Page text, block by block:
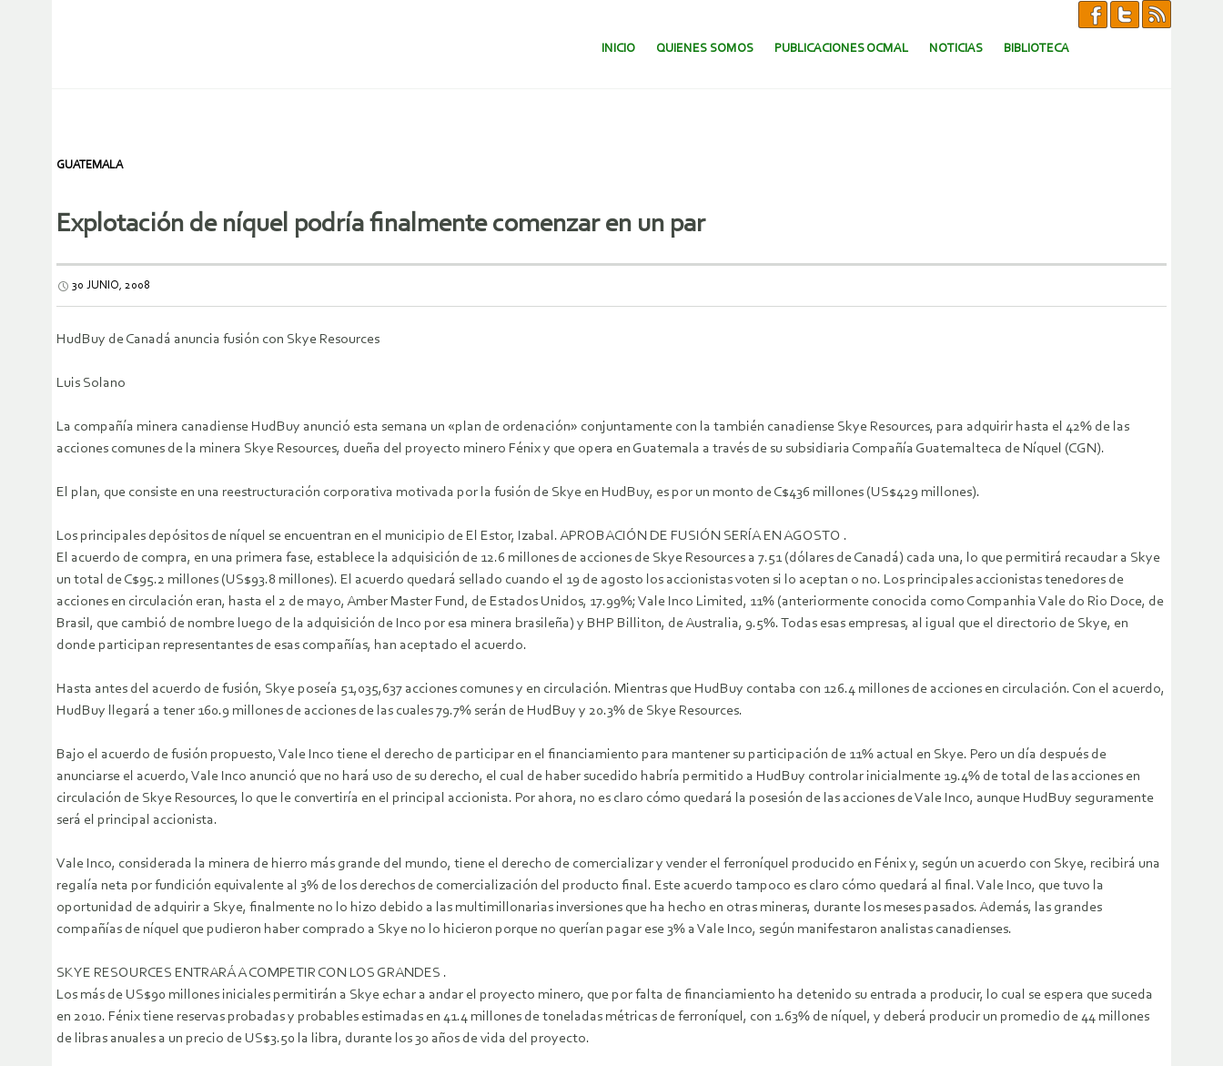
SALTAR AL CONTENIDO.
INICIO QUIENES SOMOS PUBLICACIONES OCMAL NOTICIAS BIBLIOTECA
GUATEMALA
Explotación de níquel podría finalmente comenzar en un par
30 JUNIO, 2008
HudBuy de Canadá anuncia fusión con Skye Resources
Luis Solano
La compañía minera canadiense HudBuy anunció esta semana un «plan de ordenación» conjuntamente con la también canadiense Skye Resources, para adquirir hasta el 42% de las
acciones comunes de la minera Skye Resources, dueña del proyecto minero Fénix y que opera en Guatemala a través de su subsidiaria Compañía Guatemalteca de Níquel (CGN).
El plan, que consiste en una reestructuración corporativa motivada por la fusión de Skye en HudBuy, es por un monto de C$436 millones (US$429 millones).
Los principales depósitos de níquel se encuentran en el municipio de El Estor, Izabal.APROBACIÓN DE FUSIÓN SERÍA EN AGOSTO .
El acuerdo de compra, en una primera fase, establece la adquisición de 12.6 millones de acciones de Skye Resources a 7.51 (dólares de Canadá) cada una, lo que permitirá recaudar a Skye
un total de C$95.2 millones (US$93.8 millones). El acuerdo quedará sellado cuando el 19 de agosto los accionistas voten si lo aceptan o no. Los principales accionistas tenedores de
acciones en circulación eran, hasta el 2 de mayo, Amber Master Fund, de Estados Unidos, 17.99%; Vale Inco Limited, 11% (anteriormente conocida como Companhia Vale do Rio Doce, de
Brasil, que cambió de nombre luego de la adquisición de Inco por esa minera brasileña) y BHP Billiton, de Australia, 9.5%. Todas esas empresas, al igual que el directorio de Skye, en
donde participan representantes de esas compañías, han aceptado el acuerdo.
Hasta antes del acuerdo de fusión, Skye poseía 51,035,637 acciones comunes y en circulación. Mientras que HudBuy contaba con 126.4 millones de acciones en circulación. Con el acuerdo,
HudBuy llegará a tener 160.9 millones de acciones de las cuales 79.7% serán de HudBuy y 20.3% de Skye Resources.
Bajo el acuerdo de fusión propuesto, Vale Inco tiene el derecho de participar en el financiamiento para mantener su participación de 11% actual en Skye. Pero un día después de
anunciarse el acuerdo, Vale Inco anunció que no hará uso de su derecho, el cual de haber sucedido habría permitido a HudBuy controlar inicialmente 19.4% de total de las acciones en
circulación de Skye Resources, lo que le convertiría en el principal accionista. Por ahora, no es claro cómo quedará la posesión de las acciones de Vale Inco, aunque HudBuy seguramente
será el principal accionista.
Vale Inco, considerada la minera de hierro más grande del mundo, tiene el derecho de comercializar y vender el ferroníquel producido en Fénix y, según un acuerdo con Skye, recibirá una
regalía neta por fundición equivalente al 3% de los derechos de comercialización del producto final. Este acuerdo tampoco es claro cómo quedará al final. Vale Inco, que tuvo la
oportunidad de adquirir a Skye, finalmente no lo hizo debido a las multimillonarias inversiones que ha hecho en otras mineras, durante los meses pasados. Además, las grandes
compañías de níquel que pudieron haber comprado a Skye no lo hicieron porque no querían pagar ese 3% a Vale Inco, según manifestaron analistas canadienses.
SKYE RESOURCES ENTRARÁ A COMPETIR CON LOS GRANDES .
Los más de US$90 millones iniciales permitirán a Skye echar a andar el proyecto minero, que por falta de financiamiento ha detenido su entrada a producir, lo cual se espera que suceda
en 2010. Fénix tiene reservas probadas y probables estimadas en 41.4 millones de toneladas métricas de ferroníquel, con 1.63% de níquel, y deberá producir un promedio de 44 millones
de libras anuales a un precio de US$3.50 la libra, durante los 30 años de vida del proyecto.